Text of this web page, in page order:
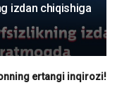
izdan chiqishiga
ertangi inqirozi!